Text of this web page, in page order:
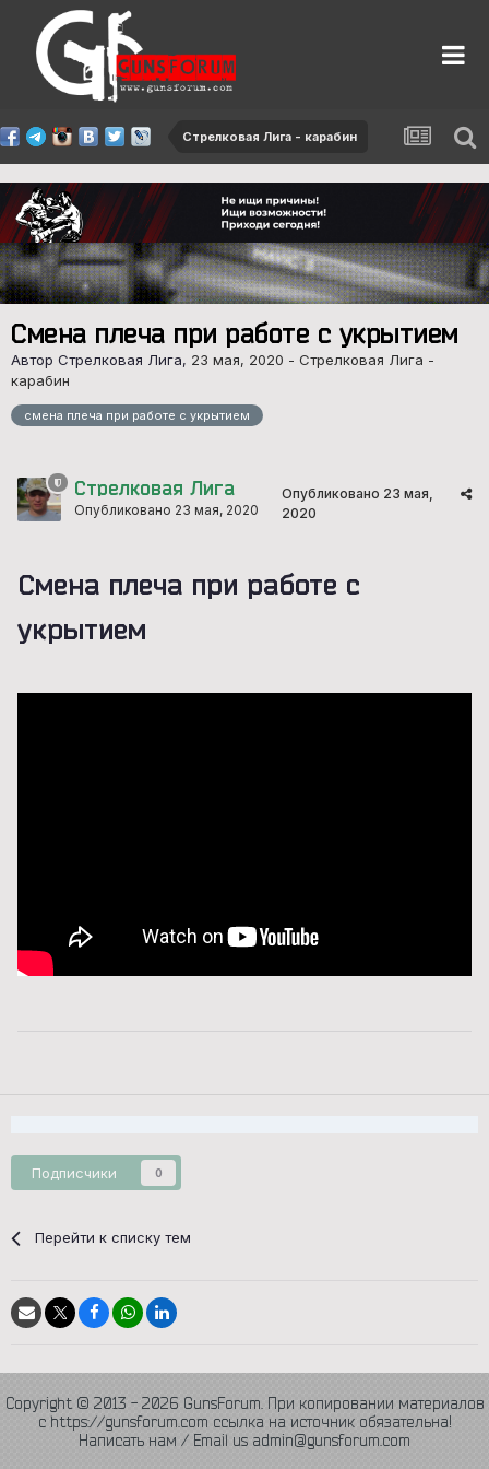
Стрелковая Лига - карабин
Смена плеча при работе с укрытием
Автор Стрелковая Лига, 23 мая, 2020 - Стрелковая Лига -
карабин
смена плеча при работе с укрытием
Стрелковая Лига
Опубликовано 23 мая, 2020
Опубликовано 23 мая,
2020
Смена плеча при работе с
укрытием
Подписчики 0
Перейти к списку тем
Copyright © 2013 - 2026 GunsForum. При копировании материалов
с https://gunsforum.com ссылка на источник обязательна!
Написать нам / Email us admin@gunsforum.com